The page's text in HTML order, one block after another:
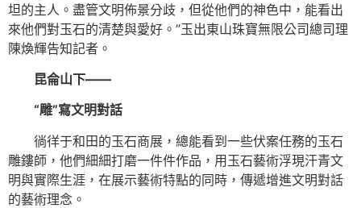
坦的主人。盡管文明佈景分歧，但從他們的神色中，能看出
來他們對玉石的清楚與愛好。”玉出東山珠寶無限公司總司理
陳煥輝告知記者。
昆侖山下——
“雕”寫文明對話
徜徉于和田的玉石商展，總能看到一些伏案任務的玉石
雕鏤師，他們細細打磨一件件作品，用玉石藝術浮現汗青文
明與實際生涯，在展示藝術特點的同時，傳遞增進文明對話
的藝術理念。